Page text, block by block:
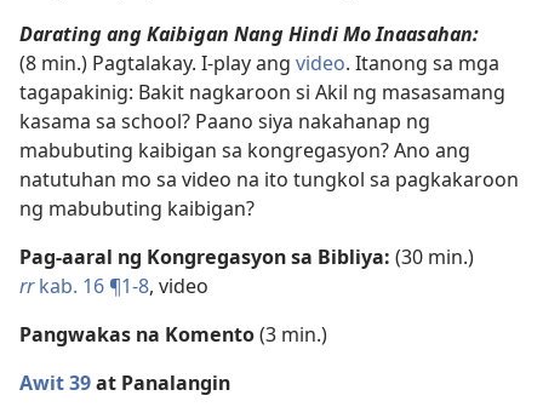
Darating ang Kaibigan Nang Hindi Mo Inaasahan:
(8 min.) Pagtalakay. I-play ang video. Itanong sa mga
tagapakinig: Bakit nagkaroon si Akil ng masasamang
kasama sa school? Paano siya nakahanap ng
mabubuting kaibigan sa kongregasyon? Ano ang
natutuhan mo sa video na ito tungkol sa pagkakaroon
ng mabubuting kaibigan?
Pag-aaral ng Kongregasyon sa Bibliya: (30 min.)
rrkab. 16 ¶1-8, video
Pangwakas na Komento(3 min.)
Awit 39at Panalangin